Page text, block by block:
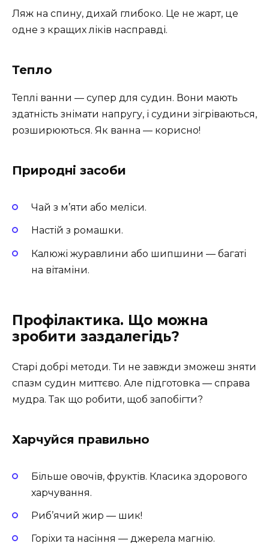
Ляж на спину, дихай глибоко. Це не жарт, це
одне з кращих ліків насправді.
Тепло
Теплі ванни — супер для судин. Вони мають
здатність знімати напругу, і судини зігріваються,
розширюються. Як ванна — корисно!
Природні засоби
Чай з м’яти або меліси.
Настій з ромашки.
Калюжі журавлини або шипшини — багаті
на вітаміни.
Профілактика. Що можна
зробити заздалегідь?
Старі добрі методи. Ти не завжди зможеш зняти
спазм судин миттєво. Але підготовка — справа
мудра. Так що робити, щоб запобігти?
Харчуйся правильно
Більше овочів, фруктів. Класика здорового
харчування.
Риб’ячий жир — шик!
Горіхи та насіння — джерела магнію.